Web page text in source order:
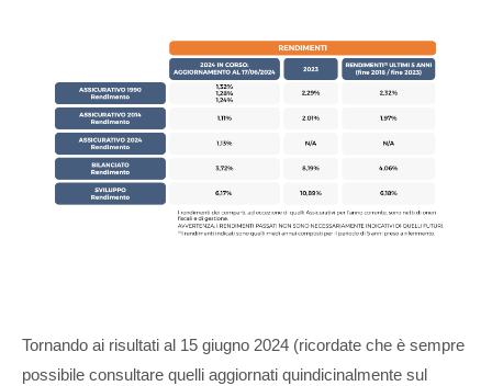
Tornando ai risultati al 15 giugno 2024 (ricordate che è sempre
possibile consultare quelli aggiornati quindicinalmente sul